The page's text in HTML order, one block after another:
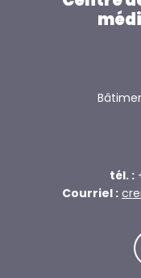
tél. :
Courriel :